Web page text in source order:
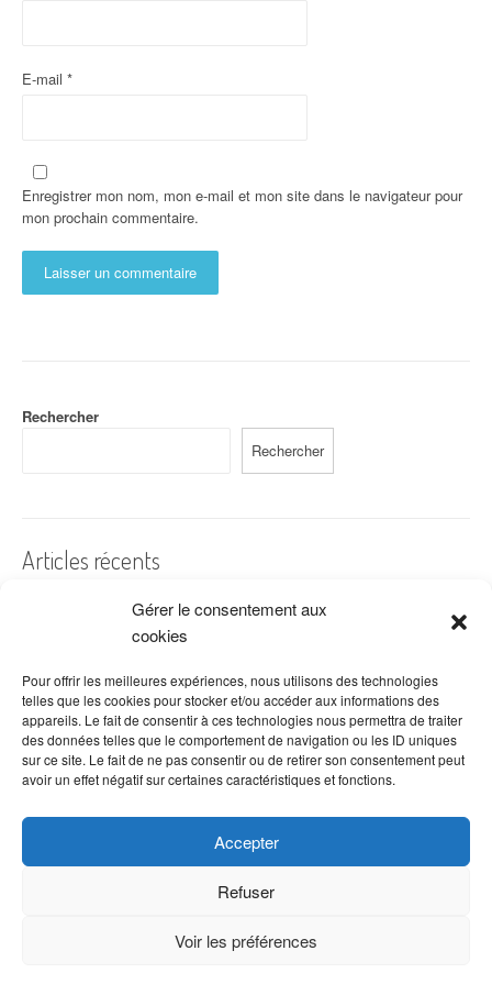
Gérer le consentement aux
cookies
Pour offrir les meilleures expériences, nous utilisons des technologies
telles que les cookies pour stocker et/ou accéder aux informations des
appareils. Le fait de consentir à ces technologies nous permettra de traiter
des données telles que le comportement de navigation ou les ID uniques
sur ce site. Le fait de ne pas consentir ou de retirer son consentement peut
avoir un effet négatif sur certaines caractéristiques et fonctions.
Accepter
Refuser
Voir les préférences
E-mail *
Enregistrer mon nom, mon e-mail et mon site dans le navigateur pour
mon prochain commentaire.
Rechercher
Rechercher
Articles récents
A quelles dates de l’année offre-t-on des fleurs ?
Les fleurs préférées des Français
Combien de fois arroser un cactus ?
Quelles fleurs offrir pour la fête des mères ?
Idées de décoration avec fleurs séchées